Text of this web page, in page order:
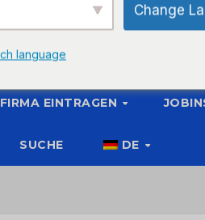
FIRMA EINTRAGEN
SUCHE DE
Change
language